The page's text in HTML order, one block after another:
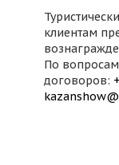
клиентам
По вопросам
договоров: